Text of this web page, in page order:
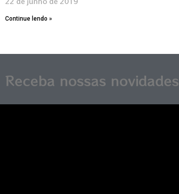
Continue lendo »
Receba nossas novidades